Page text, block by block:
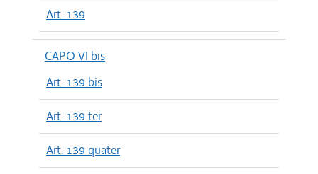
Art. 139
CAPO VI bis
Art. 139 bis
Art. 139 ter
Art. 139 quater